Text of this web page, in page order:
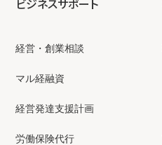
ビジネスサポート
経営・創業相談
マル経融資
経営発達支援計画
労働保険代行